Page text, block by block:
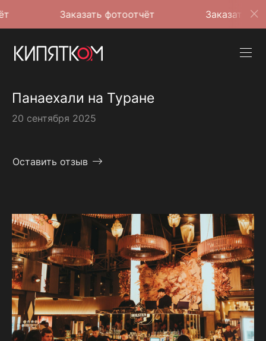
Заказать фотоотчёт Заказать фотоотчёт
Панаехали на Туране
20 сентября 2025
Оставить отзыв